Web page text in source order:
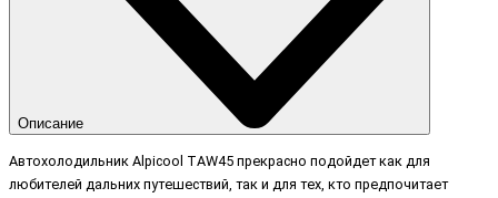
Описание
Автохолодильник Alpicool TAW45 прекрасно подойдет как для
любителей дальних путешествий, так и для тех, кто предпочитает